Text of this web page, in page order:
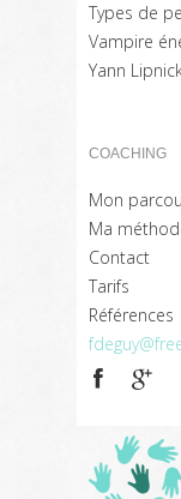
Types de
Vampire
Yann
COACHING
Mon
Ma
Contact
Tarifs
Références